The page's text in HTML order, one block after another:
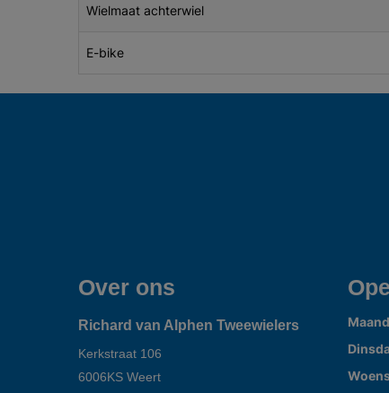
Wielmaat achterwiel
E-bike
Over ons
Richard van Alphen Tweewielers
Kerkstraat 106
6006KS Weert